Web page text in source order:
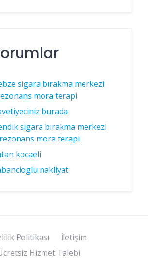
sigara bırakma merkezi
mora terapi
burada
sigara bırakma merkezi
mora terapi
kocaeli
nakliyat
Politikası
İletişim
Hizmet Talebi